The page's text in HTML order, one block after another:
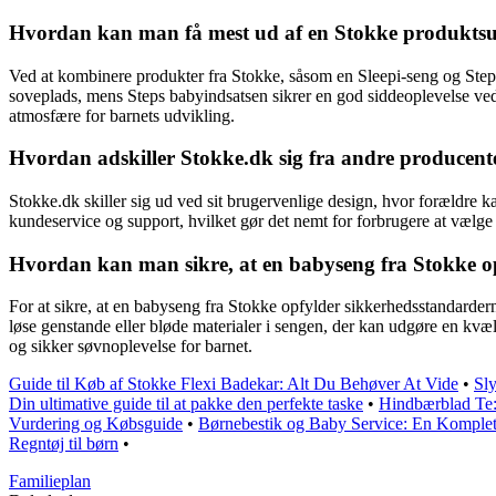
Hvordan kan man få mest ud af en Stokke
Ved at kombinere produkter fra Stokke, såsom en Sleepi-seng og
soveplads, mens Steps babyindsatsen sikrer en god siddeoplevelse
atmosfære for barnets udvikling.
Hvordan adskiller Stokke.dk sig fra andre
Stokke.dk skiller sig ud ved sit brugervenlige design, hvor forældre
kundeservice og support, hvilket gør det nemt for forbrugere at
Hvordan kan man sikre, at en babyseng fra Stokke
For at sikre, at en babyseng fra Stokke opfylder
løse genstande eller bløde materialer i sengen, der kan udgøre en
og sikker søvnoplevelse for barnet.
Guide til Køb af Stokke Flexi Badekar: Alt Du Behøver At Vide •
Din ultimative guide til at pakke den perfekte taske • Hindbærblad
Vurdering og Købsguide • Børnebestik og Baby Service: En
Regntøj til børn •
Familieplan